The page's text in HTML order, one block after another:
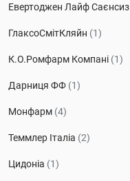
Евертоджен Лайф Саєнсиз
ГлаксоСмітКляйн (1)
К.О.Ромфарм Компані (1)
Дарниця ФФ (1)
Монфарм (4)
Теммлер Італіа (2)
Цидоніа (1)